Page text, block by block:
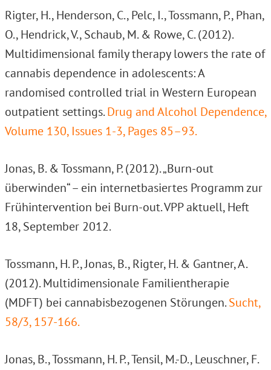
Rigter, H., Henderson, C., Pelc, I., Tossmann, P., Phan,
O., Hendrick, V., Schaub, M. & Rowe, C. (2012).
Multidimensional family therapy lowers the rate of
cannabis dependence in adolescents: A
randomised controlled trial in Western European
outpatient settings.Drug and Alcohol Dependence,
Volume 130, Issues 1-3, Pages 85–93.
Jonas, B. & Tossmann, P. (2012). „Burn-out
überwinden“ – ein internetbasiertes Programm zur
Frühintervention bei Burn-out. VPP aktuell, Heft
18, September 2012.
Tossmann, H. P., Jonas, B., Rigter, H. & Gantner, A.
(2012). Multidimensionale Familientherapie
(MDFT) bei cannabisbezogenen Störungen.Sucht,
58/3, 157-166.
Jonas, B., Tossmann, H. P., Tensil, M.-D., Leuschner, F.